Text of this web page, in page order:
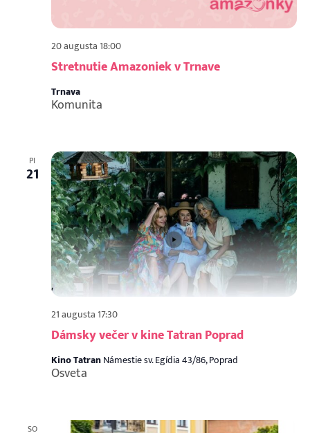
Stretnutie Amazoniek v Trnave
20 augusta 18:00
Trnava
Komunita
PI
21
Dámsky večer v kine Tatran Poprad
21 augusta 17:30
Kino TatranNámestie sv. Egídia 43/86, Poprad
Osveta
SO